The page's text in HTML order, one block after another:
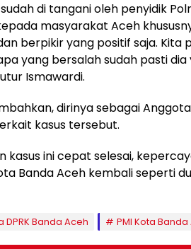
sudah di tangani oleh penyidik
masyarakat Aceh
berpikir yang positif saja. Kita
yang bersalah sudah pasti
Ismawardi.
dirinya sebagai
kasus tersebut.
kasus ini cepat selesai,
Banda Aceh kembali seperti
DPRK Banda Aceh PMI Kota